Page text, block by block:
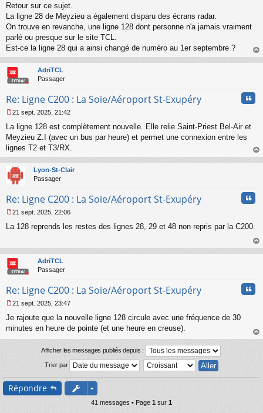
g
e
o
n
l
u
Retour sur ce sujet.
La ligne 28 de Meyzieu a également disparu des écrans radar.
On trouve en revanche, une ligne 128 dont personne n'a jamais vraiment
parlé ou presque sur le site TCL.
Est-ce la ligne 28 qui a ainsi changé de numéro au 1er septembre ?
au
AdriTCL
Passager
Re: Ligne C200 : La Soie/Aéroport St-Exupéry
e
s
s
a
g
e
n
n
u
21 sept. 2025, 21:42
La ligne 128 est complètement nouvelle. Elle relie Saint-Priest Bel-Air et
Meyzieu Z.I (avec un bus par heure) et permet une connexion entre les
lignes T2 et T3/RX.
au
Lyon-St-Clair
Passager
Re: Ligne C200 : La Soie/Aéroport St-Exupéry
e
a
g
e
o
l
u
21 sept. 2025, 22:06
La 128 reprends les restes des lignes 28, 29 et 48 non repris par la C200.
au
AdriTCL
Passager
Re: Ligne C200 : La Soie/Aéroport St-Exupéry
e
s
o
n
l
21 sept. 2025, 23:47
Je rajoute que la nouvelle ligne 128 circule avec une fréquence de 30
minutes en heure de pointe (et une heure en creuse).
au
Afficher les messages publiés depuis :
Trier par
Répondre
41 messages • Page 1 sur 1